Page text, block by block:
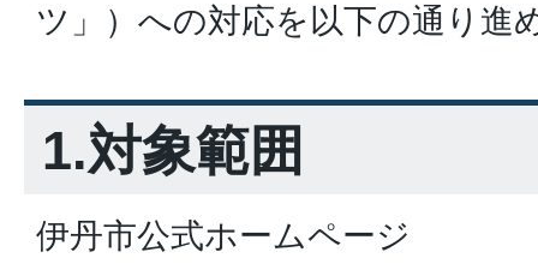
ツ」）への対応を以下の通り進
1.対象範囲
伊丹市公式ホームページ